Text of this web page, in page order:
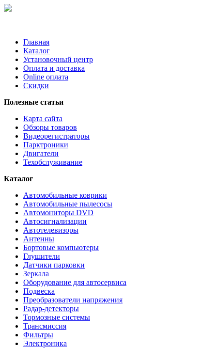
Главная
Каталог
Установочный центр
Оплата и доставка
Online оплата
Скидки
Полезные статьи
Карта сайта
Обзоры товаров
Видеорегистраторы
Парктроники
Двигатели
Техобслуживание
Каталог
Автомобильные коврики
Автомобильные пылесосы
Автомониторы DVD
Автосигнализации
Автотелевизоры
Антенны
Бортовые компьютеры
Глушители
Датчики парковки
Зеркала
Оборудование для автосервиса
Подвеска
Преобразователи напряжения
Радар-детекторы
Тормозные системы
Трансмиссия
Фильтры
Электроника